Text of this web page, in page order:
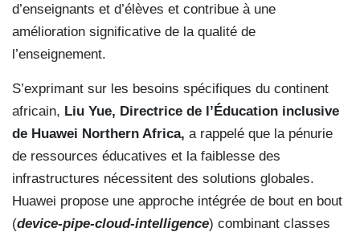
d’enseignants et d’élèves et contribue à une
amélioration significative de la qualité de
l’enseignement.
S’exprimant sur les besoins spécifiques du continent
africain, Liu Yue, Directrice de l’Éducation inclusive
de Huawei Northern Africa, a rappelé que la pénurie
de ressources éducatives et la faiblesse des
infrastructures nécessitent des solutions globales.
Huawei propose une approche intégrée de bout en bout
(device-pipe-cloud-intelligence) combinant classes